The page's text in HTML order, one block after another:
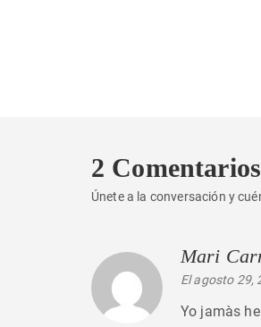
2 Comentarios
Únete a la conversación y
Mari
El agosto 29,
Yo jamàs